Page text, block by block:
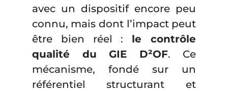
avec un dispositif encore peu
connu, mais dont l’impact peut
être bien réel : le contrôle
qualité du GIE D²OF. Ce
mécanisme, fondé sur un
référentiel structurant et